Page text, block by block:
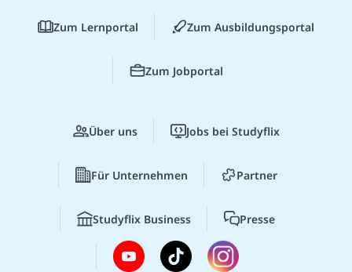
Zum Lernportal Zum Ausbildungsportal
Zum Jobportal
Über uns Jobs bei Studyflix
Für Unternehmen Partner
Studyflix Business Presse